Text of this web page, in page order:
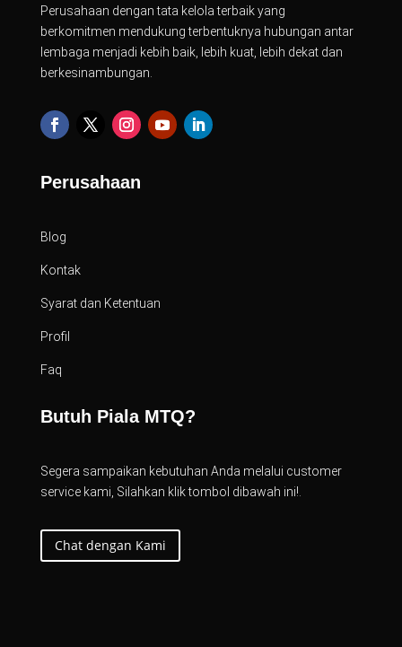
Perusahaan dengan tata kelola terbaik yang
berkomitmen mendukung terbentuknya hubungan antar
lembaga menjadi kebih baik, lebih kuat, lebih dekat dan
berkesinambungan.
Perusahaan
Blog
Kontak
Syarat dan Ketentuan
Profil
Faq
Butuh Piala MTQ?
Segera sampaikan kebutuhan Anda melalui customer
service kami, Silahkan klik tombol dibawah ini!.
Chat dengan Kami